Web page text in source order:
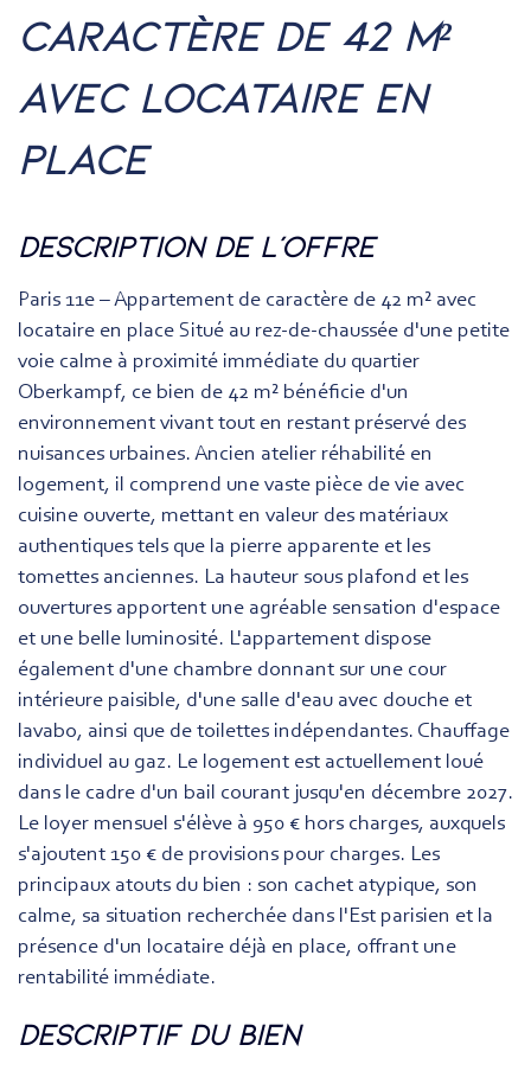
caractère de 42 m²
avec locataire en
place
description de l'offre
Paris 11e – Appartement de caractère de 42 m² avec
locataire en place Situé au rez-de-chaussée d'une petite
voie calme à proximité immédiate du quartier
Oberkampf, ce bien de 42 m² bénéficie d'un
environnement vivant tout en restant préservé des
nuisances urbaines. Ancien atelier réhabilité en
logement, il comprend une vaste pièce de vie avec
cuisine ouverte, mettant en valeur des matériaux
authentiques tels que la pierre apparente et les
tomettes anciennes. La hauteur sous plafond et les
ouvertures apportent une agréable sensation d'espace
et une belle luminosité. L'appartement dispose
également d'une chambre donnant sur une cour
intérieure paisible, d'une salle d'eau avec douche et
lavabo, ainsi que de toilettes indépendantes. Chauffage
individuel au gaz. Le logement est actuellement loué
dans le cadre d'un bail courant jusqu'en décembre 2027.
Le loyer mensuel s'élève à 950 € hors charges, auxquels
s'ajoutent 150 € de provisions pour charges. Les
principaux atouts du bien : son cachet atypique, son
calme, sa situation recherchée dans l'Est parisien et la
présence d'un locataire déjà en place, offrant une
rentabilité immédiate.
descriptif du bien